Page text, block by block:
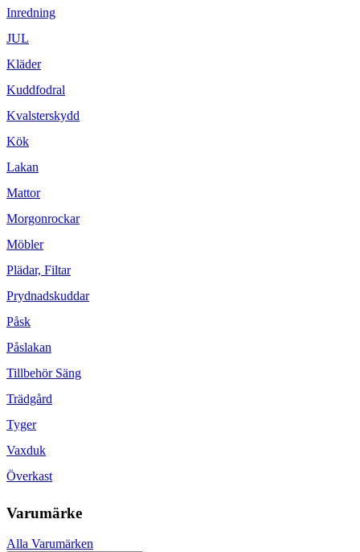
Inredning
JUL
Kläder
Kuddfodral
Kvalsterskydd
Kök
Lakan
Mattor
Morgonrockar
Möbler
Plädar, Filtar
Prydnadskuddar
Påsk
Påslakan
Tillbehör Säng
Trädgård
Tyger
Vaxduk
Överkast
Varumärke
Alla Varumärken